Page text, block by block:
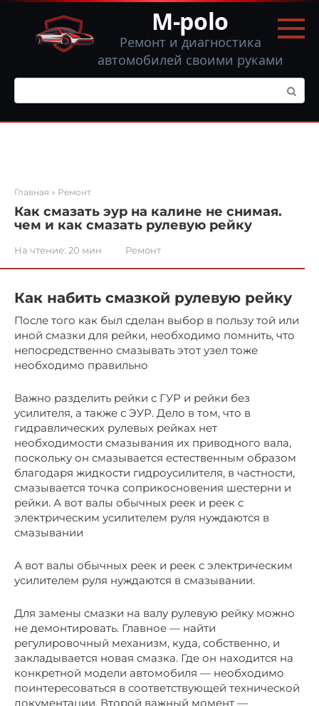
Перейти
контенту
M-polo
Ремонт и диагностика
автомобилей своими руками
Поиск:
Главная » Ремонт
Как смазать эур на калине не снимая.
чем и как смазать рулевую рейку
На чтение: 20 мин Ремонт
Как набить смазкой рулевую рейку
После того как был сделан выбор в пользу той или
иной смазки для рейки, необходимо помнить, что
непосредственно смазывать этот узел тоже
необходимо правильно
Важно разделить рейки с ГУР и рейки без
усилителя, а также с ЭУР. Дело в том, что в
гидравлических рулевых рейках нет
необходимости смазывания их приводного вала,
поскольку он смазывается естественным образом
благодаря жидкости гидроусилителя, в частности,
смазывается точка соприкосновения шестерни и
рейки. А вот валы обычных реек и реек с
электрическим усилителем руля нуждаются в
смазывании
А вот валы обычных реек и реек с электрическим
усилителем руля нуждаются в смазывании.
Для замены смазки на валу рулевую рейку можно
не демонтировать. Главное — найти
регулировочный механизм, куда, собственно, и
закладывается новая смазка. Где он находится на
конкретной модели автомобиля — необходимо
поинтересоваться в соответствующей технической
документации. Второй важный момент —